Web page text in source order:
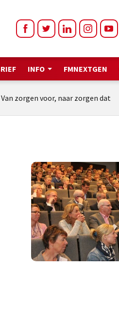
INFO FMNEXTGEN
zorgen voor, naar zorgen dat